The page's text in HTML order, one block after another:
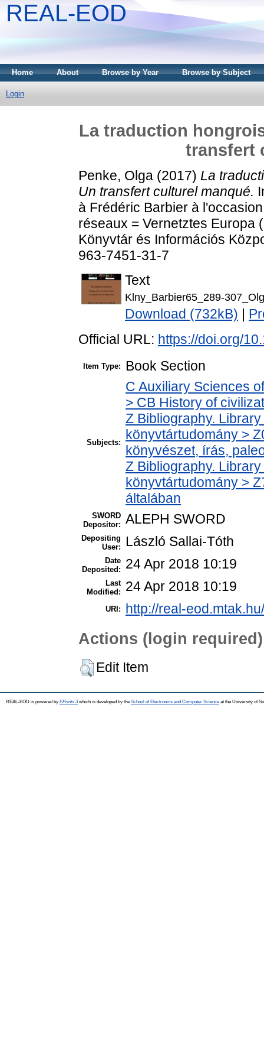
REAL-EOD
Home About Browse by Year Browse by Subject
Login
La traduction
transfert
Penke, Olga (2017) La
Un transfert culturel manqué.
à Frédéric Barbier à
réseaux = Vernetztes Europa
Könyvtár és Információs
963-7451-31-7
Text
Klny_Barbier65_289-
Download (732kB)
Official URL: https://doi.org/
Item Type: Book Section
Subjects:
C Auxiliary Sciences
> CB History of
Z Bibliography.
könyvtártudomány >
könyvészet, írás,
Z Bibliography.
könyvtártudomány >
általában
SWORD
Depositor: ALEPH SWORD
Depositing
User:
László Sallai-Tóth
Date
Deposited:
24 Apr 2018 10:19
Last
Modified:
24 Apr 2018 10:19
URI: http://real-
Actions (login required)
Edit Item
REAL-EOD is powered by EPrints 3which is developed by the School of Electronics and Computer Science at the University of